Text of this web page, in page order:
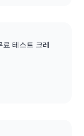
테스트 크레